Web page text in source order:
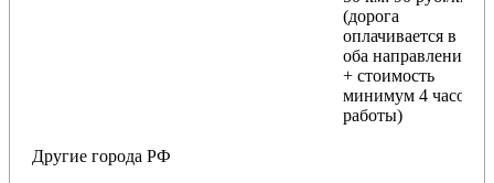
(дорога
оплачивается в
оба направления
+ стоимость
минимум 4 часов
работы)
Другие города РФ